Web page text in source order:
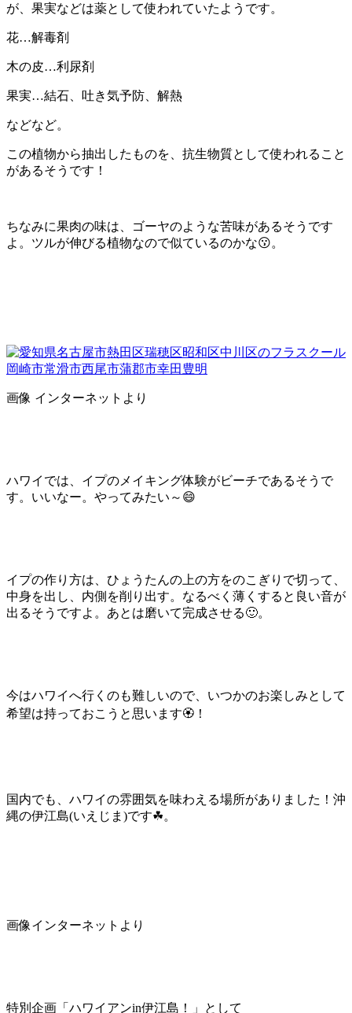
が、果実などは薬として使われていたようです。
花…解毒剤
木の皮…利尿剤
果実…結石、吐き気予防、解熱
などなど。
この植物から抽出したものを、抗生物質として使われること
があるそうです！
ちなみに果肉の味は、ゴーヤのような苦味があるそうです
よ。ツルが伸びる植物なので似ているのかな😗。
画像 インターネットより
ハワイでは、イプのメイキング体験がビーチであるそうで
す。いいなー。やってみたい～😄
イプの作り方は、ひょうたんの上の方をのこぎりで切って、
中身を出し、内側を削り出す。なるべく薄くすると良い音が
出るそうですよ。あとは磨いて完成させる🙂。
今はハワイへ行くのも難しいので、いつかのお楽しみとして
希望は持っておこうと思います🏵！
国内でも、ハワイの雰囲気を味わえる場所がありました！沖
縄の伊江島(いえじま)です☘。
画像インターネットより
特別企画「ハワイアンin伊江島！」として